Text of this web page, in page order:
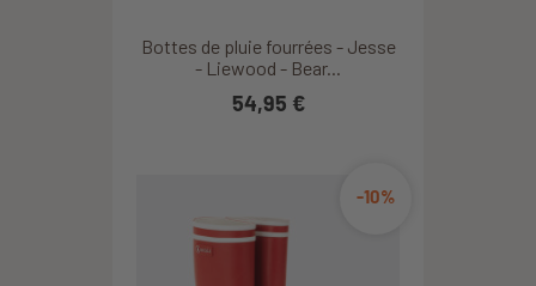
Bottes de pluie fourrées - Jesse
- Liewood - Bear...
54,95 €
-10%